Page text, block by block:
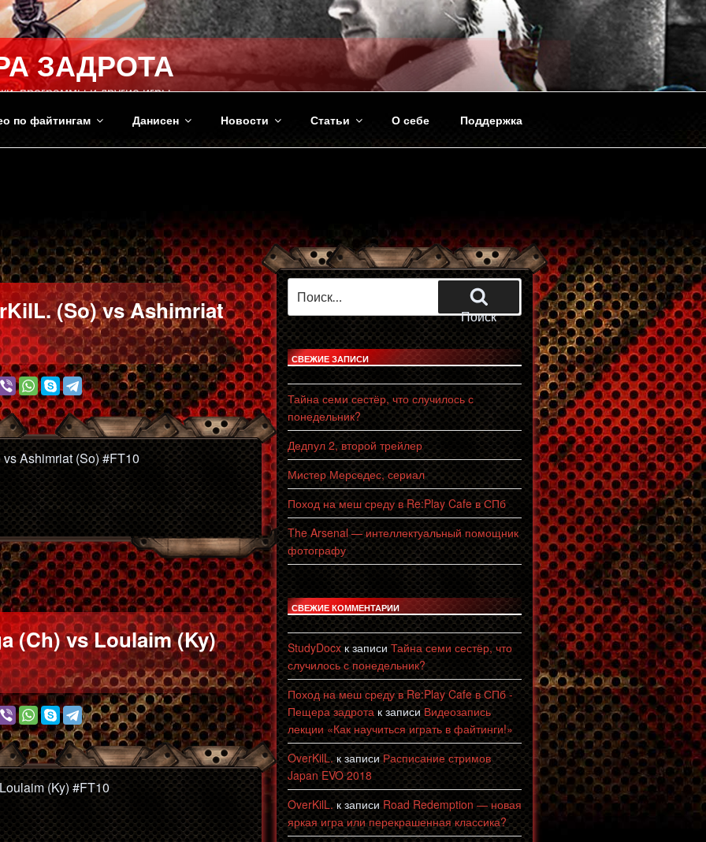
ЗАДРОТА
программы и другие игры
по файтингам Данисен Новости Статьи О себе Поддержка
(So) vs Ashimriat
Ashimriat (So) #FT10
(Ch) vs Loulaim (Ky)
(Ky) #FT10
Поиск
СВЕЖИЕ ЗАПИСИ
Тайна семи сестёр, что случилось с
понедельник?
Дедпул 2, второй трейлер
Мистер Мерседес, сериал
Поход на меш среду в Re:Play Cafe в СПб
The Arsenal — интеллектуальный помощник
фотографу
СВЕЖИЕ КОММЕНТАРИИ
StudyDocxк записи Тайна семи сестёр, что
случилось с понедельник?
Поход на меш среду в Re:Play Cafe в СПб -
Пещера задротак записиВидеозапись
лекции «Как научиться играть в файтинги!»
OverKilL.к записиРасписание стримов
Japan EVO 2018
OverKilL.к записи Road Redemption — новая
яркая игра или перекрашенная классика?